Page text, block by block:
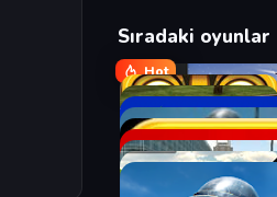
Sıradaki oyunlar
Hot